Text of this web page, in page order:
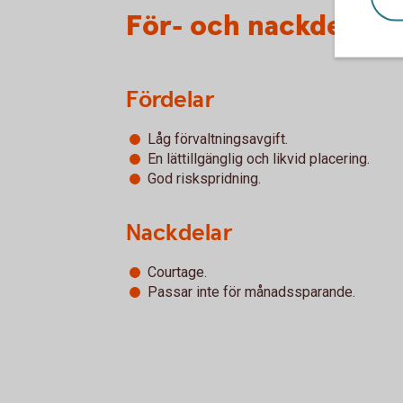
För- och nackdelar
Fördelar
Låg förvaltningsavgift.
En lättillgänglig och likvid placering.
God riskspridning.
Nackdelar
Courtage.
Passar inte för månadssparande.